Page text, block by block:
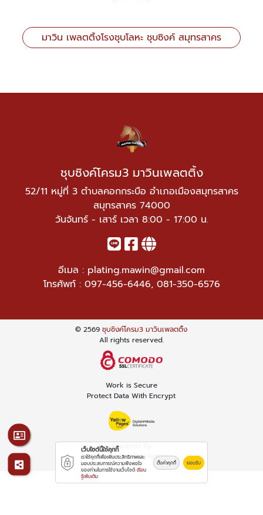
มาวิน เพลตติ้งโรงชุบโลหะ ชุบซิงค์ สมุทรสาคร
ชุบซิงค์โครม3 มาวินเพลตติ้ง
52/11 หมู่ที่ 3 ตำบลคอกกระบือ อำเภอเมืองสมุทรสาคร
สมุทรสาคร 74000
วันจันทร์ - เสาร์ เวลา 8:00 - 17:00 น.
อีเมล : plating.mawin@gmail.com
โทรศัพท์ : 097-456-6446, 081-350-6576
© 2569ชุบซิงค์โครม3 มาวินเพลตติ้ง
All rights reserved.
Work is Secure
Protect Data With Encrypt
Powered By
Thailand YellowPages
เว็บไซต์นี้ใช้คุกกี้
เราใช้คุกกี้เพื่อเพิ่มประสิทธิภาพและ
มอบประสบการณ์ความพึงพอใจ
ของท่านในการใช้งานเว็บไซต์ เรียน
รู้เพิ่มเติม
ตั้งค่าคุกกี้ ยอมรับ